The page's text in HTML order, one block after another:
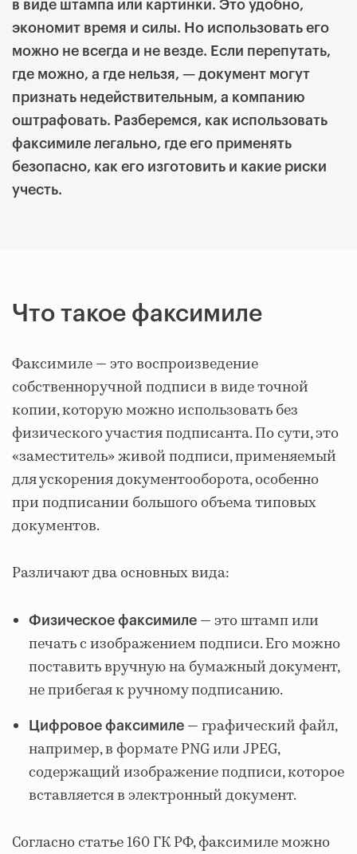
в виде штампа или картинки. Это удобно,
экономит время и силы. Но использовать его
можно не всегда и не везде. Если перепутать,
где можно, а где нельзя, — документ могут
признать недействительным, а компанию
оштрафовать. Разберемся, как использовать
факсимиле легально, где его применять
безопасно, как его изготовить и какие риски
учесть.
Что такое факсимиле
Факсимиле — это воспроизведение
собственноручной подписи в виде точной
копии, которую можно использовать без
физического участия подписанта. По сути, это
«заместитель» живой подписи, применяемый
для ускорения документооборота, особенно
при подписании большого объема типовых
документов.
Различают два основных вида:
Физическое факсимиле — это штамп или
печать с изображением подписи. Его можно
поставить вручную на бумажный документ,
не прибегая к ручному подписанию.
Цифровое факсимиле — графический файл,
например, в формате PNG или JPEG,
содержащий изображение подписи, которое
вставляется в электронный документ.
Согласно статье 160 ГК РФ, факсимиле можно